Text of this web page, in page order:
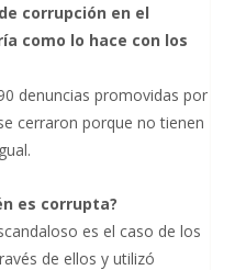
corrupción en el
como lo hace con los
denuncias promovidas por
cerraron porque no tienen
es corrupta?
es el caso de los
de ellos y utilizó